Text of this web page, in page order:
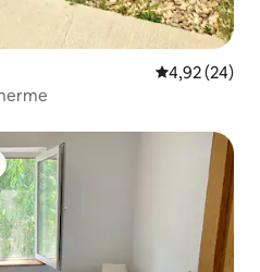
4,92 de uma
4,92 (24)
dos hóspedes